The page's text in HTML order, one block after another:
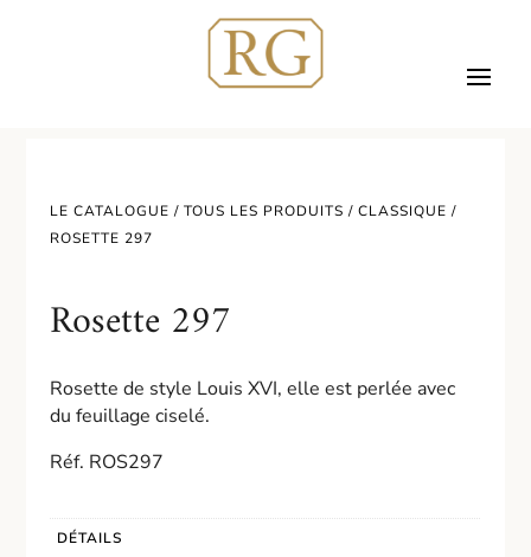
LE CATALOGUE /TOUS LES PRODUITS /CLASSIQUE /
ROSETTE 297
Rosette 297
Rosette de style Louis XVI, elle est perlée avec
du feuillage ciselé.
Réf. ROS297
DÉTAILS